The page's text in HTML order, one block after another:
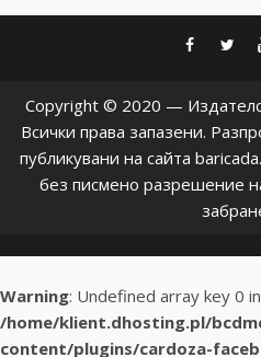
Copyright © 2020 —
Всички права запазени.
публикувани на сайта
без писмено разрешение
Warning: Undefined array key 0 in
/home/klient.dhosting.pl/
content/plugins/cardoza-